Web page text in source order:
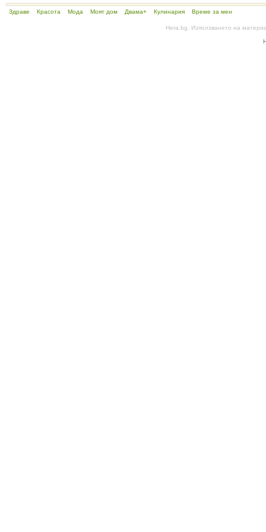
Здраве Красота Мода Моят дом Двама+ Кулинария Време за мен
Hera.bg. Използването на